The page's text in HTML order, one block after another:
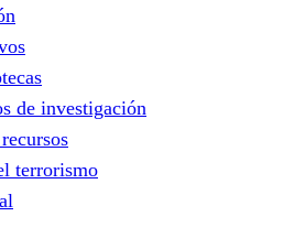
de investigación
terrorismo